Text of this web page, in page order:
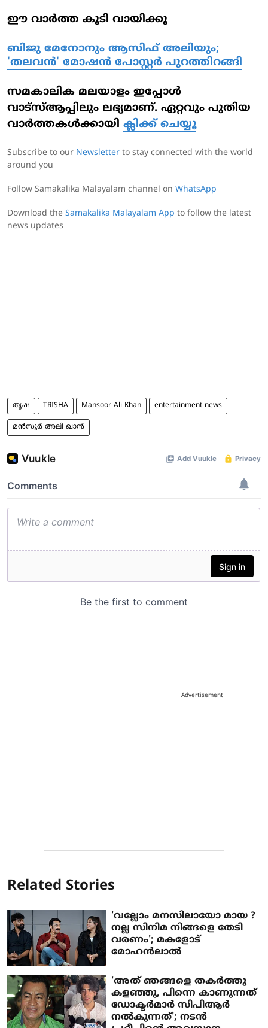
ഈ വാർത്ത കൂടി വായിക്കൂ
ബിജു മേനോനും ആസിഫ് അലിയും;
'തലവന്‍' മോഷന്‍ പോസ്റ്റര്‍ പുറത്തിറങ്ങി
സമകാലിക മലയാളം ഇപ്പോൾ
വാട്‌സ്ആപ്പിലും ലഭ്യമാണ്. ഏറ്റവും പുതിയ
വാർത്തകൾക്കായി ക്ലിക്ക് ചെയ്യൂ
Subscribe to our Newsletter to stay connected with the world
around you
Follow Samakalika Malayalam channel on WhatsApp
Download the Samakalika Malayalam App to follow the latest
news updates
തൃഷ TRISHA Mansoor Ali Khan entertainment news
മൻസൂർ അലി ഖാൻ
Advertisement
Related Stories
'വല്ലോം മനസിലായോ മായ ?
നല്ല സിനിമ നിങ്ങളെ തേടി
വരണം'; മകളോട്
മോഹൻലാൽ
'അത് ഞങ്ങളെ തകർത്തു
കളഞ്ഞു, പിന്നെ കാണുന്നത്
ഡോക്ടർമാർ സിപിആർ
നൽകുന്നത്'; നടൻ